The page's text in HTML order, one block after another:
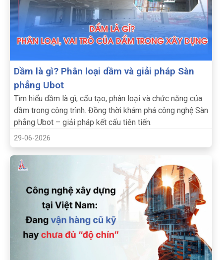
Dầm là gì? Phân loại dầm và giải pháp Sàn
phẳng Ubot
Tìm hiểu dầm là gì, cấu tạo, phân loại và chức năng của
dầm trong công trình. Đồng thời khám phá công nghệ Sàn
phẳng Ubot – giải pháp kết cấu tiên tiến.
29-06-2026